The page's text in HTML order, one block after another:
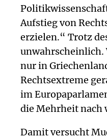
Aufstieg von
erzielen.“ Trotz
unwahrscheinlich.
nur in
Rechtsextreme
im
die Mehrheit nach
Damit versucht